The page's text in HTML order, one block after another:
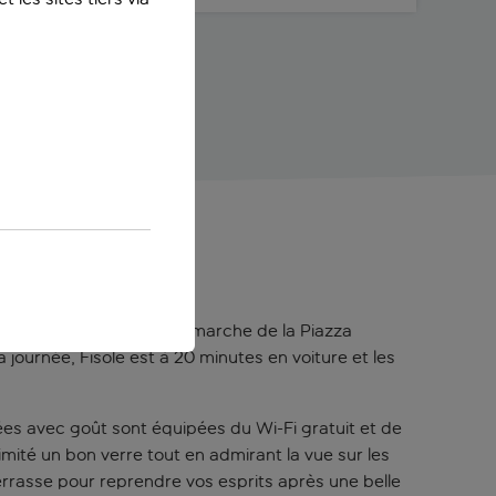
À trois minutes de marche de la Piazza
Fisole est à 20 minutes en voiture et les
avec goût sont équipées du Wi-Fi gratuit et de
un bon verre tout en admirant la vue sur les
pour reprendre vos esprits après une belle